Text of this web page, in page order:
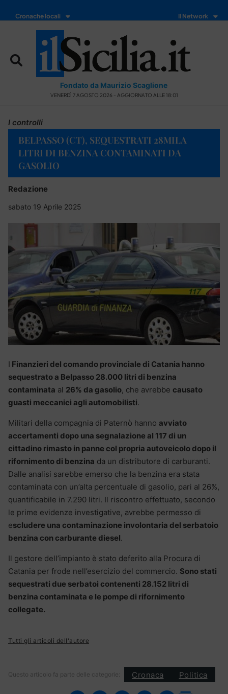
Cronache locali Il Network
Fondato da Maurizio Scaglione
VENERDÌ 7 AGOSTO 2026 - AGGIORNATO ALLE 18:01
I controlli
BELPASSO (CT), SEQUESTRATI 28MILA
LITRI DI BENZINA CONTAMINATI DA
GASOLIO
Redazione
sabato 19 Aprile 2025
I Finanzieri del comando provinciale di Catania hanno
sequestrato a Belpasso 28.000 litri di benzina
contaminata al 26% da gasolio, che avrebbe causato
guasti meccanici agli automobilisti.
Militari della compagnia di Paternò hanno avviato
accertamenti dopo una segnalazione al 117 di un
cittadino rimasto in panne col propria autoveicolo dopo il
rifornimento di benzina da un distributore di carburanti.
Dalle analisi sarebbe emerso che la benzina era stata
contaminata con un’alta percentuale di gasolio, pari al 26%,
quantificabile in 7.290 litri. Il riscontro effettuato, secondo
le prime evidenze investigative, avrebbe permesso di
escludere una contaminazione involontaria del serbatoio
benzina con carburante diesel.
Il gestore dell’impianto è stato deferito alla Procura di
Catania per frode nell’esercizio del commercio. Sono stati
sequestrati due serbatoi contenenti 28.152 litri di
benzina contaminata e le pompe di rifornimento
collegate.
Tutti gli articoli dell'autore
Questo articolo fa parte delle categorie: Cronaca Politica